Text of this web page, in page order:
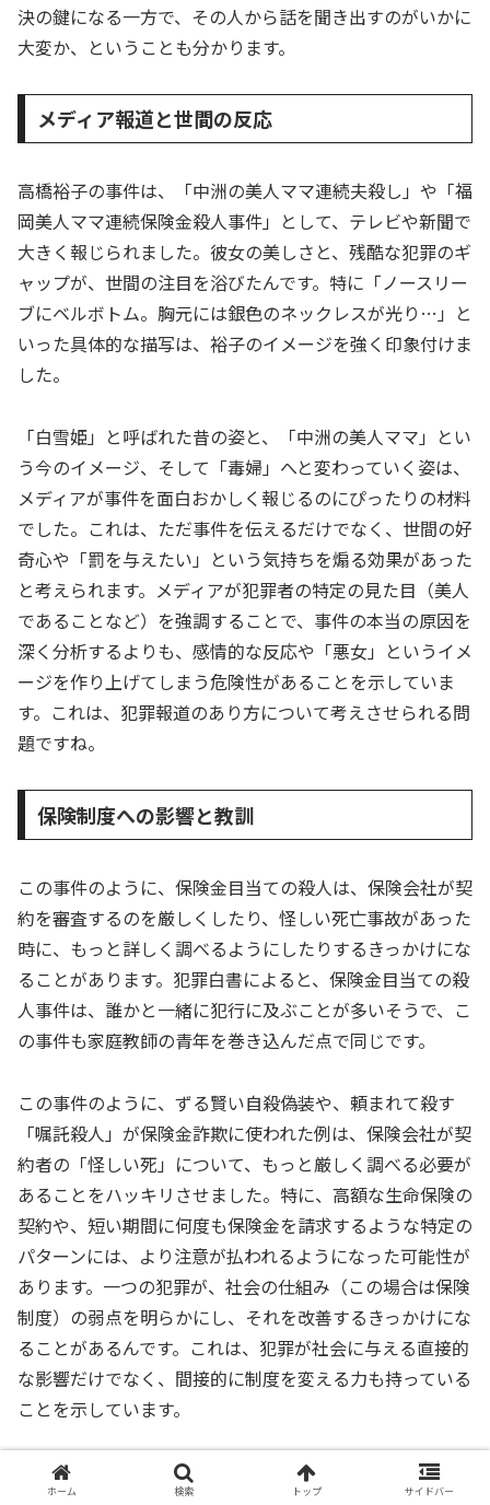
決の鍵になる一方で、その人から話を聞き出すのがいかに
大変か、ということも分かります。
メディア報道と世間の反応
高橋裕子の事件は、「中洲の美人ママ連続夫殺し」や「福
岡美人ママ連続保険金殺人事件」として、テレビや新聞で
大きく報じられました。彼女の美しさと、残酷な犯罪のギ
ャップが、世間の注目を浴びたんです。特に「ノースリー
ブにベルボトム。胸元には銀色のネックレスが光り…」と
いった具体的な描写は、裕子のイメージを強く印象付けま
した。
「白雪姫」と呼ばれた昔の姿と、「中洲の美人ママ」とい
う今のイメージ、そして「毒婦」へと変わっていく姿は、
メディアが事件を面白おかしく報じるのにぴったりの材料
でした。これは、ただ事件を伝えるだけでなく、世間の好
奇心や「罰を与えたい」という気持ちを煽る効果があった
と考えられます。メディアが犯罪者の特定の見た目（美人
であることなど）を強調することで、事件の本当の原因を
深く分析するよりも、感情的な反応や「悪女」というイメ
ージを作り上げてしまう危険性があることを示していま
す。これは、犯罪報道のあり方について考えさせられる問
題ですね。
保険制度への影響と教訓
この事件のように、保険金目当ての殺人は、保険会社が契
約を審査するのを厳しくしたり、怪しい死亡事故があった
時に、もっと詳しく調べるようにしたりするきっかけにな
ることがあります。犯罪白書によると、保険金目当ての殺
人事件は、誰かと一緒に犯行に及ぶことが多いそうで、こ
の事件も家庭教師の青年を巻き込んだ点で同じです。
この事件のように、ずる賢い自殺偽装や、頼まれて殺す
「嘱託殺人」が保険金詐欺に使われた例は、保険会社が契
約者の「怪しい死」について、もっと厳しく調べる必要が
あることをハッキリさせました。特に、高額な生命保険の
契約や、短い期間に何度も保険金を請求するような特定の
パターンには、より注意が払われるようになった可能性が
あります。一つの犯罪が、社会の仕組み（この場合は保険
制度）の弱点を明らかにし、それを改善するきっかけにな
ることがあるんです。これは、犯罪が社会に与える直接的
な影響だけでなく、間接的に制度を変える力も持っている
ことを示しています。
VI. まとめ
ホーム 検索 トップ サイドバー